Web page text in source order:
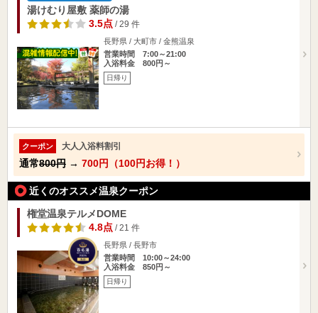
湯けむり屋敷 薬師の湯
3.5点/ 29 件
長野県 / 大町市 / 金熊温泉
営業時間 7:00～21:00
入浴料金 800円～
日帰り
クーポン 大人入浴料割引
通常800円 → 700円（100円お得！）
近くのオススメ温泉クーポン
権堂温泉テルメDOME
4.8点/ 21 件
長野県 / 長野市
営業時間 10:00～24:00
入浴料金 850円～
日帰り